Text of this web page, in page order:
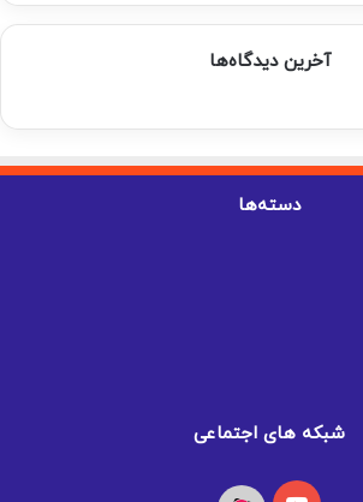
آخرین دیدگاه‌ها
دسته‌ها
شبکه های اجتماعی